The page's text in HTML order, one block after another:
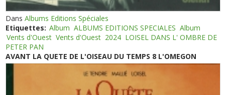
DansAlbums Editions Spéciales
Etiquettes: Album ALBUMS EDITIONS SPECIALES Album
Vents d'Ouest Vents d'Ouest 2024 LOISEL DANS L' OMBRE DE
PETER PAN
AVANT LA QUETE DE L'OISEAU DU TEMPS 8 L'OMEGON